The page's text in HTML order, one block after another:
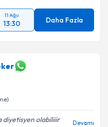
11 Ağu
13:30 Daha Fazla
diyetisyen olabiliiir
Devamı